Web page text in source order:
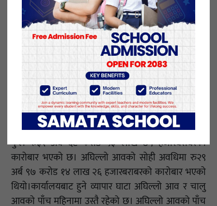
गत आव २०८१÷८२ को सोही अवधिमा रु २९ अर्ब आठ करोड
४५ लाख ४४ हजारबराबरको मालसामान आयात भएको
थियो। नेपालगन्ज भन्सार कार्यालयबाट चालु आवको पाँच
महिनामा रुएक अर्ब एक करोड ६३ लाख ८९ हजारबराबरको
मालसामान निर्यात भएको छ। अघिल्लो आवको सोही
अवधिमा रु ८८ करोड ६८ लाख ८२ हजारबराबरको
मालसामान निर्यात भएको थियो।
चालु आवको पाँच महिनामा नेपालगन्ज भन्सार कार्यालयबाट
कुल रु३१ अर्ब ६८ करोड ५३ लाख ७९ हजारबराबरको
कारोबार भएको छ। अघिल्लो आवको सोही अवधिमा रु२९
अर्ब ९७ करोड १४ लाख २६ हजारबराबरको कारोबार भएको
थियो।कार्यालयबाट हुने व्यापार घाटा अघिल्लो आव र चालु
आवको पाँच महिनामा उस्तै रहेको छ। अघिल्लो आवको पाँच